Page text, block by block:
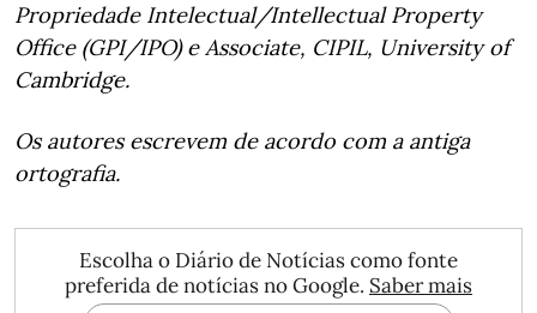
Propriedade Intelectual/Intellectual Property
Office (GPI/IPO) e Associate, CIPIL, University of
Cambridge.
Os autores escrevem de acordo com a antiga
ortografia.
Escolha o Diário de Notícias como fonte
preferida de notícias no Google. Saber mais